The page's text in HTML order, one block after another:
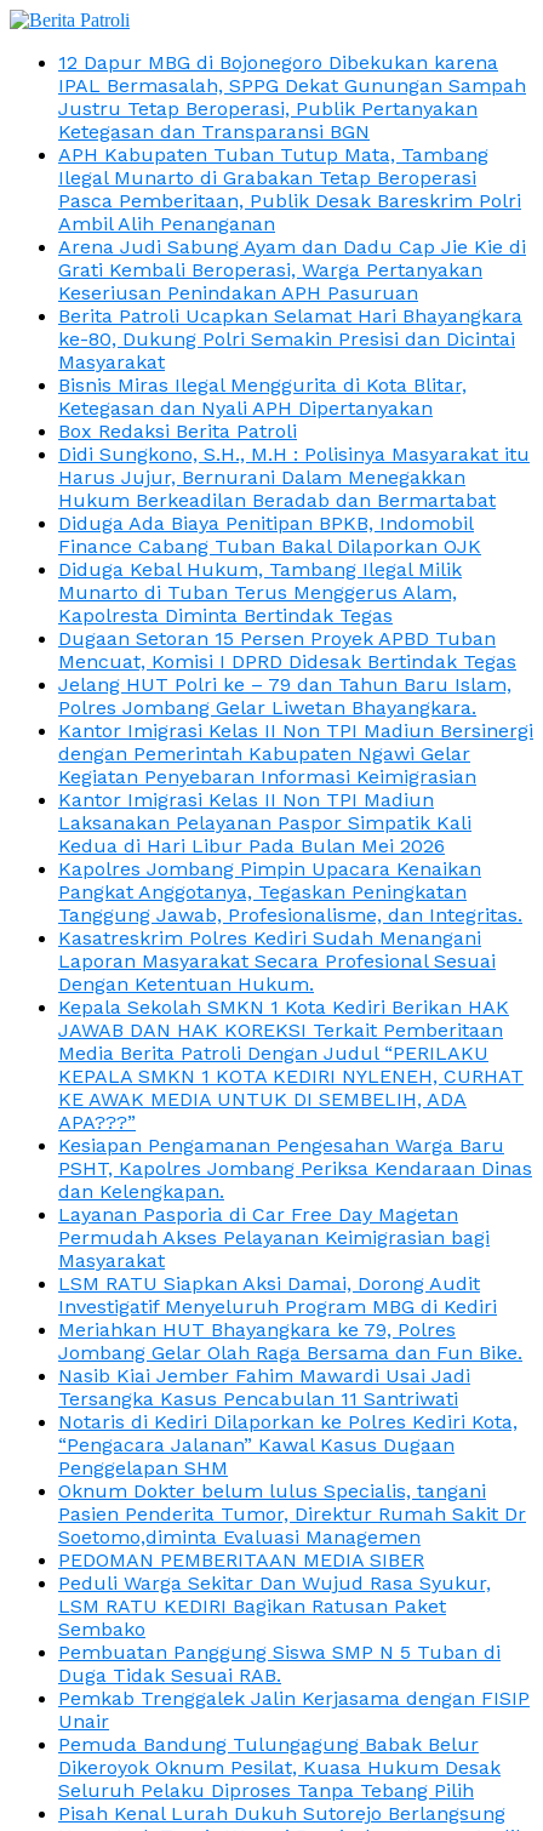
12 Dapur MBG di Bojonegoro Dibekukan karena
IPAL Bermasalah, SPPG Dekat Gunungan Sampah
Justru Tetap Beroperasi, Publik Pertanyakan
Ketegasan dan Transparansi BGN
APH Kabupaten Tuban Tutup Mata, Tambang
Ilegal Munarto di Grabakan Tetap Beroperasi
Pasca Pemberitaan, Publik Desak Bareskrim Polri
Ambil Alih Penanganan
Arena Judi Sabung Ayam dan Dadu Cap Jie Kie di
Grati Kembali Beroperasi, Warga Pertanyakan
Keseriusan Penindakan APH Pasuruan
Berita Patroli Ucapkan Selamat Hari Bhayangkara
ke-80, Dukung Polri Semakin Presisi dan Dicintai
Masyarakat
Bisnis Miras Ilegal Menggurita di Kota Blitar,
Ketegasan dan Nyali APH Dipertanyakan
Box Redaksi Berita Patroli
Didi Sungkono, S.H., M.H : Polisinya Masyarakat itu
Harus Jujur, Bernurani Dalam Menegakkan
Hukum Berkeadilan Beradab dan Bermartabat
Diduga Ada Biaya Penitipan BPKB, Indomobil
Finance Cabang Tuban Bakal Dilaporkan OJK
Diduga Kebal Hukum, Tambang Ilegal Milik
Munarto di Tuban Terus Menggerus Alam,
Kapolresta Diminta Bertindak Tegas
Dugaan Setoran 15 Persen Proyek APBD Tuban
Mencuat, Komisi I DPRD Didesak Bertindak Tegas
Jelang HUT Polri ke – 79 dan Tahun Baru Islam,
Polres Jombang Gelar Liwetan Bhayangkara.
Kantor Imigrasi Kelas II Non TPI Madiun Bersinergi
dengan Pemerintah Kabupaten Ngawi Gelar
Kegiatan Penyebaran Informasi Keimigrasian
Kantor Imigrasi Kelas II Non TPI Madiun
Laksanakan Pelayanan Paspor Simpatik Kali
Kedua di Hari Libur Pada Bulan Mei 2026
Kapolres Jombang Pimpin Upacara Kenaikan
Pangkat Anggotanya, Tegaskan Peningkatan
Tanggung Jawab, Profesionalisme, dan Integritas.
Kasatreskrim Polres Kediri Sudah Menangani
Laporan Masyarakat Secara Profesional Sesuai
Dengan Ketentuan Hukum.
Kepala Sekolah SMKN 1 Kota Kediri Berikan HAK
JAWAB DAN HAK KOREKSI Terkait Pemberitaan
Media Berita Patroli Dengan Judul “PERILAKU
KEPALA SMKN 1 KOTA KEDIRI NYLENEH, CURHAT
KE AWAK MEDIA UNTUK DI SEMBELIH, ADA
APA???”
Kesiapan Pengamanan Pengesahan Warga Baru
PSHT, Kapolres Jombang Periksa Kendaraan Dinas
dan Kelengkapan.
Layanan Pasporia di Car Free Day Magetan
Permudah Akses Pelayanan Keimigrasian bagi
Masyarakat
LSM RATU Siapkan Aksi Damai, Dorong Audit
Investigatif Menyeluruh Program MBG di Kediri
Meriahkan HUT Bhayangkara ke 79, Polres
Jombang Gelar Olah Raga Bersama dan Fun Bike.
Nasib Kiai Jember Fahim Mawardi Usai Jadi
Tersangka Kasus Pencabulan 11 Santriwati
Notaris di Kediri Dilaporkan ke Polres Kediri Kota,
“Pengacara Jalanan” Kawal Kasus Dugaan
Penggelapan SHM
Oknum Dokter belum lulus Specialis, tangani
Pasien Penderita Tumor, Direktur Rumah Sakit Dr
Soetomo,diminta Evaluasi Managemen
PEDOMAN PEMBERITAAN MEDIA SIBER
Peduli Warga Sekitar Dan Wujud Rasa Syukur,
LSM RATU KEDIRI Bagikan Ratusan Paket
Sembako
Pembuatan Panggung Siswa SMP N 5 Tuban di
Duga Tidak Sesuai RAB.
Pemkab Trenggalek Jalin Kerjasama dengan FISIP
Unair
Pemuda Bandung Tulungagung Babak Belur
Dikeroyok Oknum Pesilat, Kuasa Hukum Desak
Seluruh Pelaku Diproses Tanpa Tebang Pilih
Pisah Kenal Lurah Dukuh Sutorejo Berlangsung